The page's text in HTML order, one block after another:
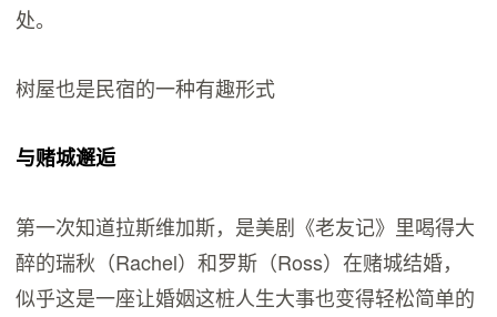
处。
树屋也是民宿的一种有趣形式
与赌城邂逅
第一次知道拉斯维加斯，是美剧《老友记》里喝得大
醉的瑞秋（Rachel）和罗斯（Ross）在赌城结婚，
似乎这是一座让婚姻这桩人生大事也变得轻松简单的